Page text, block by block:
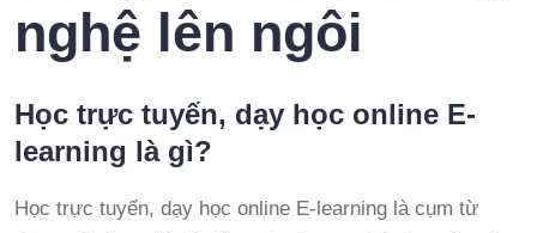
nghệ lên ngôi
Học trực tuyến, dạy học online E-
learning là gì?
Học trực tuyến, dạy học online E-learning là cụm từ